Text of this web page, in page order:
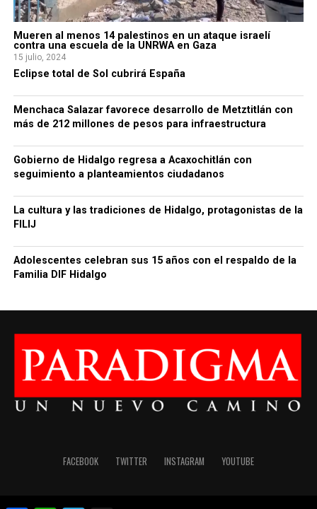
Mueren al menos 14 palestinos en un ataque israelí
contra una escuela de la UNRWA en Gaza
15 julio, 2024
Eclipse total de Sol cubrirá España
Menchaca Salazar favorece desarrollo de Metztitlán con
más de 212 millones de pesos para infraestructura
Gobierno de Hidalgo regresa a Acaxochitlán con
seguimiento a planteamientos ciudadanos
La cultura y las tradiciones de Hidalgo, protagonistas de la
FILIJ
Adolescentes celebran sus 15 años con el respaldo de la
Familia DIF Hidalgo
FACEBOOK TWITTER INSTAGRAM YOUTUBE